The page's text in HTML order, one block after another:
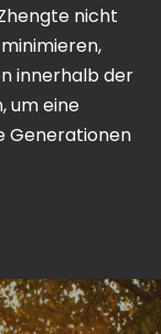
nicht
innerhalb der
um eine
Generationen